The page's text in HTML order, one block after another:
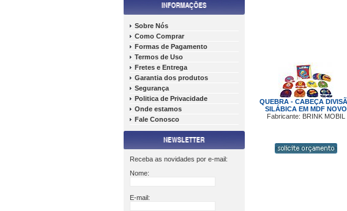
Sobre Nós
Como Comprar
Formas de Pagamento
Termos de Uso
Fretes e Entrega
Garantia dos produtos
Segurança
Politica de Privacidade
Onde estamos
Fale Conosco
Receba as novidades por e-mail:
Nome:
E-mail:
QUEBRA - CABEÇA
SILÁBICA EM MDF NOVO
Fabricante: BRINK MOBIL